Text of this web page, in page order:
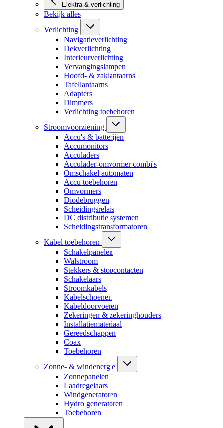
Elektra & verlichting
Bekijk alles
Verlichting
Navigatieverlichting
Dekverlichting
Interieurverlichting
Vervangingslampen
Hoofd- & zaklantaarns
Tafellantaarns
Adapters
Dimmers
Verlichting toebehoren
Stroomvoorziening
Accu's & batterijen
Accumonitors
Acculaders
Acculader-omvormer combi's
Omschakel automaten
Accu toebehoren
Omvormers
Diodebruggen
Scheidingsrelais
DC distributie systemen
Scheidingstransformatoren
Kabel toebehoren
Schakelpanelen
Walstroom
Stekkers & stopcontacten
Schakelaars
Stroomkabels
Kabelschoenen
Kabeldoorvoeren
Zekeringen & zekeringhouders
Installatiemateriaal
Gereedschappen
Coax
Toebehoren
Zonne- & windenergie
Zonnepanelen
Laadregelaars
Windgeneratoren
Hydro generatoren
Toebehoren